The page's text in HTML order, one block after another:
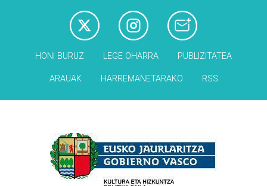
HONI BURUZ LEGE OHARRA PUBLIZITATEA
ARAUAK HARREMANETARAKO RSS